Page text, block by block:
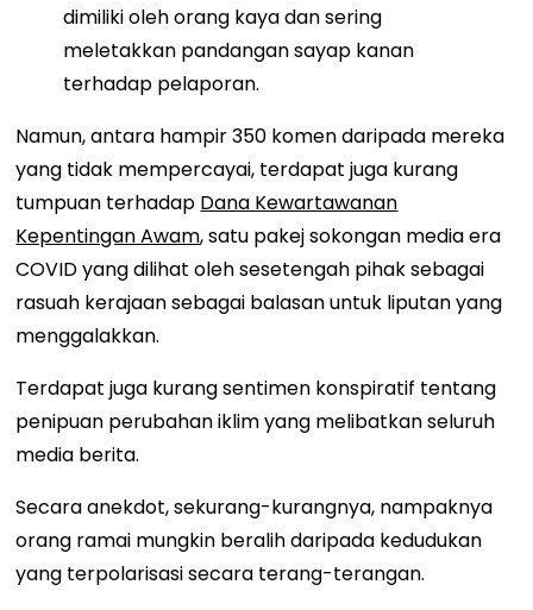
dimiliki oleh orang kaya dan sering
meletakkan pandangan sayap kanan
terhadap pelaporan.
Namun, antara hampir 350 komen daripada mereka
yang tidak mempercayai, terdapat juga kurang
tumpuan terhadap Dana Kewartawanan
Kepentingan Awam, satu pakej sokongan media era
COVID yang dilihat oleh sesetengah pihak sebagai
rasuah kerajaan sebagai balasan untuk liputan yang
menggalakkan.
Terdapat juga kurang sentimen konspiratif tentang
penipuan perubahan iklim yang melibatkan seluruh
media berita.
Secara anekdot, sekurang-kurangnya, nampaknya
orang ramai mungkin beralih daripada kedudukan
yang terpolarisasi secara terang-terangan.